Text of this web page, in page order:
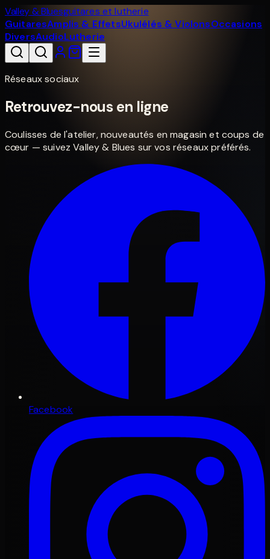
Valley & Bluesguitares et lutherie
GuitaresAmplis & EffetsUkulélés & ViolonsOccasions
DiversAudioLutherie
Réseaux sociaux
Retrouvez-nous en ligne
Coulisses de l'atelier, nouveautés en magasin et coups de
cœur — suivez Valley & Blues sur vos réseaux préférés.
Facebook